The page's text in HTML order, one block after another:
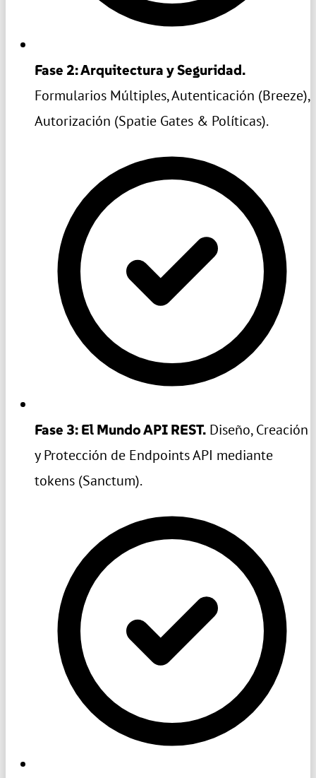
Fase 2: Arquitectura y Seguridad.
Formularios Múltiples, Autenticación (Breeze),
Autorización (Spatie Gates & Políticas).
Fase 3: El Mundo API REST. Diseño, Creación
y Protección de Endpoints API mediante
tokens (Sanctum).